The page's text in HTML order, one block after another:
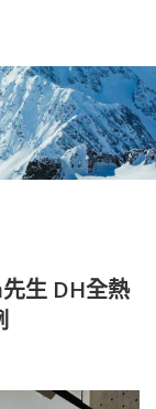
生 DH全熱